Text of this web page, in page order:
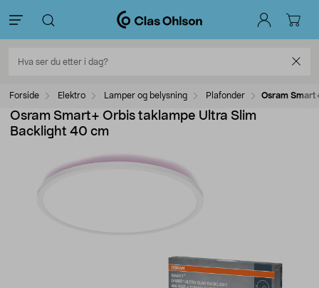
Forside Elektro Lamper og belysning Plafonder Osram
Osram Smart+ Orbis taklampe Ultra Slim
Backlight 40 cm